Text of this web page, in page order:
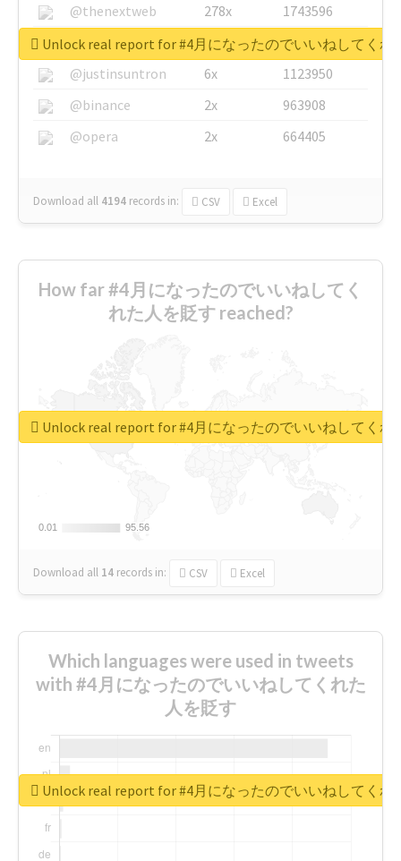
@thenextweb
278x
1743596
@GuyKawasaki
8x
1440448
@justinsuntron
6x
1123950
@binance
2x
963908
@opera
2x 664405
Download all 4194 records in: CSV Excel
Unlock real report for #4月になったのでいいねしてくれ
How far #4月になったのでいいねしてく
れた人を貶す reached?
0.01
0.01 95.56
95.56
Download all 14 records in: CSV Excel
Unlock real report for #4月になったのでいいねしてくれ
Which languages were used in tweets
with #4月になったのでいいねしてくれた
人を貶す
Unlock real report for #4月になったのでいいねしてくれ